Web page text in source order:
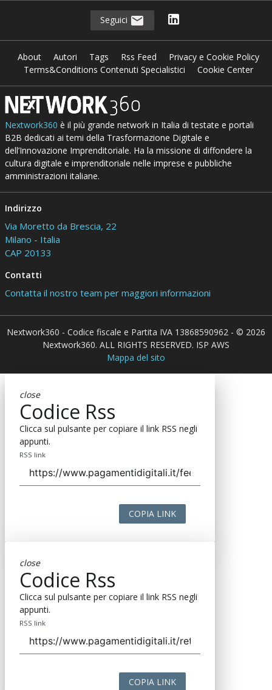
Seguici
About Autori Tags Rss Feed
Privacy e Cookie Policy
Terms&Conditions Contenuti Specialistici
Cookie Center
Nextwork360 è il più grande network in Italia di testate e portali
B2B dedicati ai temi della Trasformazione Digitale e
dell’Innovazione Imprenditoriale. Ha la missione di diffondere la
cultura digitale e imprenditoriale nelle imprese e pubbliche
amministrazioni italiane.
Indirizzo
Via Moretto da Brescia, 22
Milano - Italia
CAP 20133
Contatti
Contatta il nostro team per maggiori informazioni
Nextwork360 - Codice fiscale e Partita IVA 13868590962 - © 2026
Nextwork360. ALL RIGHTS RESERVED. ISP AWS
Mappa del sito
close
Codice Rss
Clicca sul pulsante per copiare il link RSS negli
appunti.
RSS link
COPIA LINK
close
Codice Rss
Clicca sul pulsante per copiare il link RSS negli
appunti.
RSS link
COPIA LINK